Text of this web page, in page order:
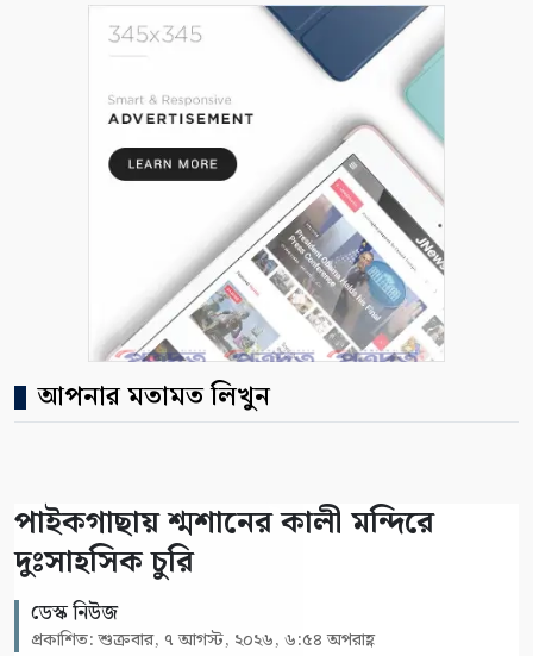
আপনার মতামত লিখুন
পাইকগাছায় শ্মশানের কালী মন্দিরে
দুঃসাহসিক চুরি
ডেস্ক নিউজ
প্রকাশিত: শুক্রবার, ৭ আগস্ট, ২০২৬, ৬:৫৪ অপরাহ্ণ